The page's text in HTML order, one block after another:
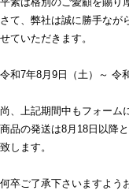
さて、弊社は誠に勝手なが
せていただきます。
令和7年8月9日（土）～ 令
尚、上記期間中もフォーム
商品の発送は8月18日以降
致します。
何卒ご了承下さいますよう